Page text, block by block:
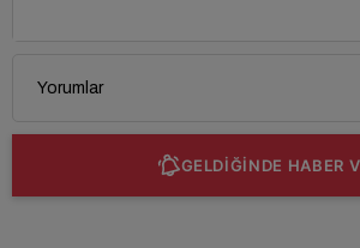
Yorumlar
GELDİĞİNDE HABER